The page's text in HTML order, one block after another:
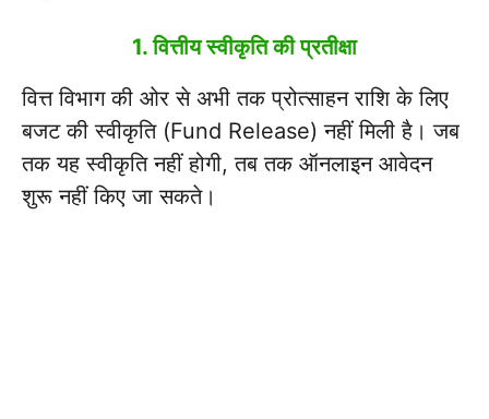
1.वित्तीय स्वीकृति की प्रतीक्षा
वित्त विभाग की ओर से अभी तक प्रोत्साहन राशि के लिए
बजट की स्वीकृति (Fund Release) नहीं मिली है। जब
तक यह स्वीकृति नहीं होगी, तब तक ऑनलाइन आवेदन
शुरू नहीं किए जा सकते।